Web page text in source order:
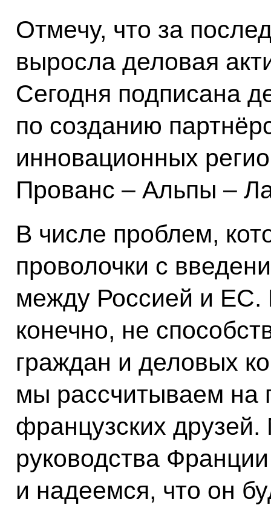
Отмечу, что за
выросла деловая
Сегодня подписана
по созданию
инновационных
Прованс – Альпы –
В числе проблем,
проволочки с
между Россией и
конечно, не
граждан и деловых
мы рассчитываем на
французских
руководства
и надеемся, что он